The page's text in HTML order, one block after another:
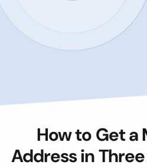
How to Get a
Address in